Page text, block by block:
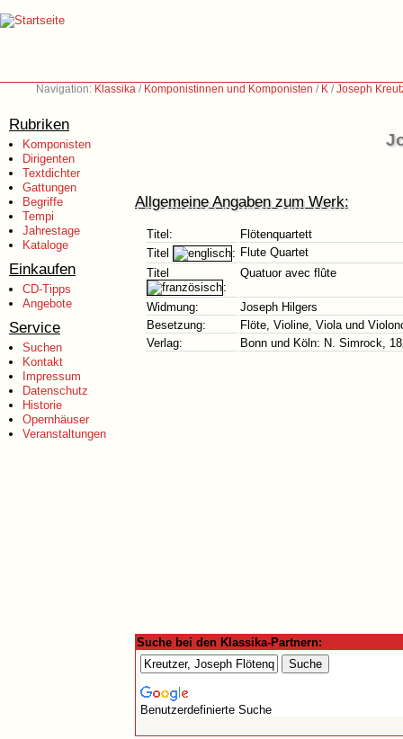
Navigation: Klassika / Komponistinnen und Komponisten / K /Joseph
Rubriken
Komponisten
Dirigenten
Textdichter
Gattungen
Begriffe
Tempi
Jahrestage
Kataloge
Einkaufen
CD-Tipps
Angebote
Service
Suchen
Kontakt
Impressum
Datenschutz
Historie
Opernhäuser
Veranstaltungen
Allgemeine Angaben zum Werk:
Titel:
Flötenquartett
Titel
: Flute Quartet
Titel
:
Quatuor avec flûte
Widmung:
Joseph Hilgers
Besetzung:
Flöte, Violine, Viola und
Verlag:
Bonn und Köln: N. Simrock,
Suche bei den Klassika-Partnern:
Benutzerdefinierte Suche